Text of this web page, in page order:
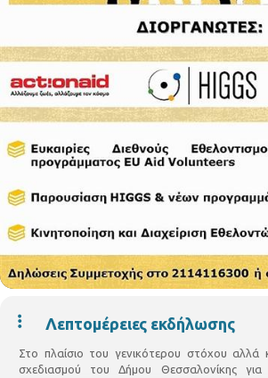
Λεπτομέρειες εκδήλωσης
Στο πλαίσιο του γενικότερου στόχου αλλά
σχεδιασμού του Δήμου Θεσσαλονίκης για